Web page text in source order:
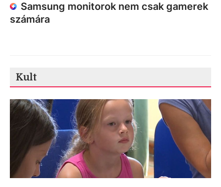
Samsung monitorok nem csak gamerek
számára
Kult